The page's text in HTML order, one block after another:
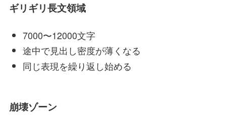
ギリギリ長文領域
7000〜12000文字
途中で見出し密度が薄くなる
同じ表現を繰り返し始める
崩壊ゾーン